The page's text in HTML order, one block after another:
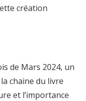
création
de Mars 2024, un
chaine du livre
et l’importance